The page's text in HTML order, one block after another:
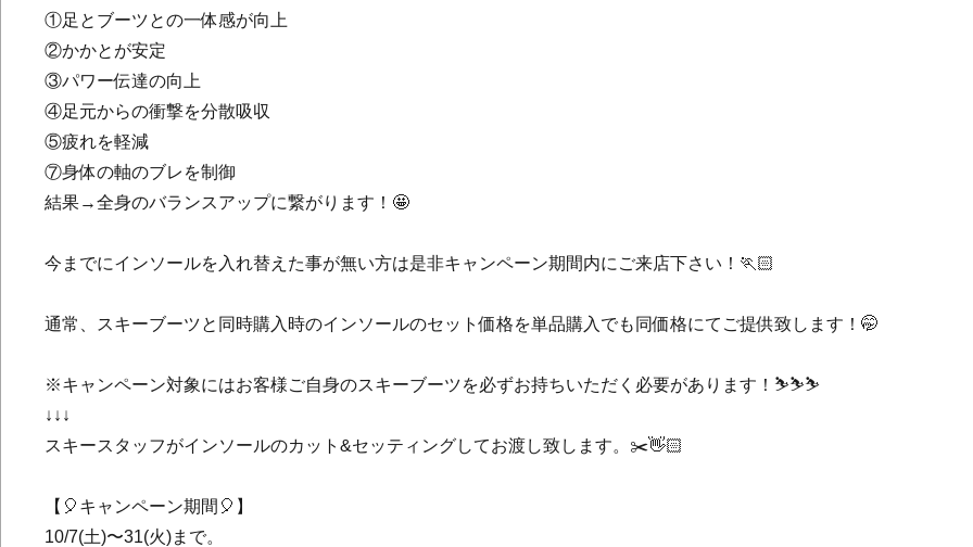
①足とブーツとの一体感が向上
②かかとが安定
③パワー伝達の向上
④足元からの衝撃を分散吸収
⑤疲れを軽減
⑦身体の軸のブレを制御
結果→全身のバランスアップに繋がります！🤩
今までにインソールを入れ替えた事が無い方は是非キャンペーン期間内にご来店下さい！🏃🏻
通常、スキーブーツと同時購入時のインソールのセット価格を単品購入でも同価格にてご提供致します！🤭
※キャンペーン対象にはお客様ご自身のスキーブーツを必ずお持ちいただく必要があります！⛷️⛷️⛷️
↓↓↓
スキースタッフがインソールのカット&セッティングしてお渡し致します。✂️👋🏻
【🎈キャンペーン期間🎈】
10/7(土)〜31(火)まで。